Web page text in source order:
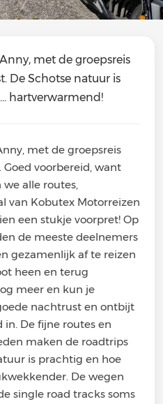
met de groepsreis
De Schotse natuur is
hartverwarmend!
met de groepsreis
voorbereid, want
alle routes,
van Kobutex Motorreizen
een stukje voorpret! Op
de meeste deelnemers
gezamenlijk af te reizen
heen en terug
meer en kun je
nachtrust en ontbijt
in. De fijne routes en
maken de roadtrips
is prachtig en hoe
De wegen
single road tracks soms